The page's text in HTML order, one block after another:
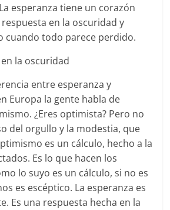
esperanza tiene un corazón
en la oscuridad y
cuando todo parece perdido.
la oscuridad
entre esperanza y
Europa la gente habla de
¿Eres optimista? Pero no
del orgullo y la modestia, que
es un cálculo, hecho a la
Es lo que hacen los
lo suyo es un cálculo, si no es
es escéptico. La esperanza es
Es una respuesta hecha en la